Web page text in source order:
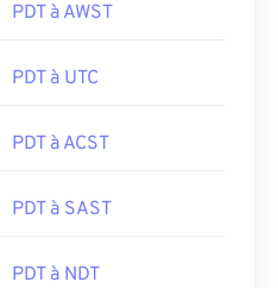
PDT à AWST
PDT à UTC
PDT à ACST
PDT à SAST
PDT à NDT